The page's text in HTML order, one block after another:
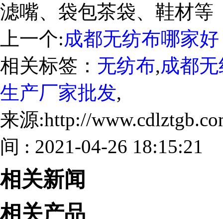
滤嘴、袋包茶袋、鞋材等
上一个:成都无纺布哪家好
相关标签： 无纺布,成都
生产厂家批发,
来源:http://
间 : 2021-04-26 18:15:21
相关新闻
相关产品